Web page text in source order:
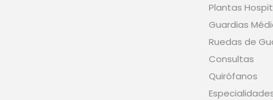
Plantas
Guardias
Ruedas de
Consultas
Quirófanos